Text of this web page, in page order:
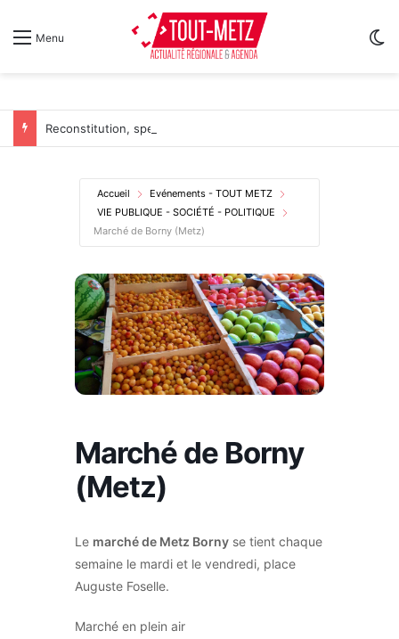
Menu
Accueil
Evénements - TOUT METZ
VIE PUBLIQUE - SOCIÉTÉ - POLITIQUE
Marché de Borny (Metz)
Marché de Borny
(Metz)
Le marché de Metz Borny se tient chaque
semaine le mardi et le vendredi, place
Auguste Foselle.
Marché en plein air